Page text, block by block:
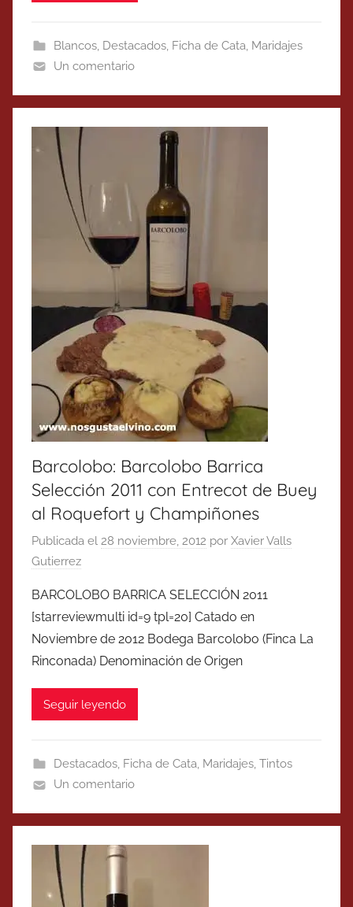
Blancos, Destacados, Ficha de Cata, Maridajes
Un comentario
Barcolobo: Barcolobo Barrica
Selección 2011 con Entrecot de Buey
al Roquefort y Champiñones
Publicada el 28 noviembre, 2012 por Xavier Valls
Gutierrez
BARCOLOBO BARRICA SELECCIÓN 2011
[starreviewmulti id=9 tpl=20] Catado en
Noviembre de 2012 Bodega Barcolobo (Finca La
Rinconada) Denominación de Origen
Seguir leyendo
Destacados, Ficha de Cata, Maridajes, Tintos
Un comentario